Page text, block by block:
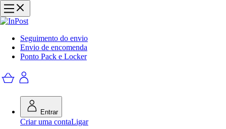
Seguimento do envio
Envio de encomenda
Ponto Pack e Locker
Entrar
Criar uma contaLigar